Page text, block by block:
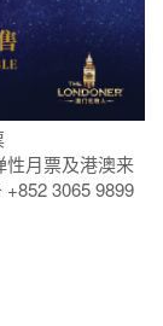
月票及港澳来
3065 9899